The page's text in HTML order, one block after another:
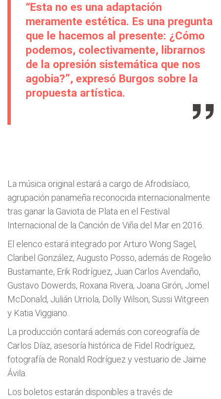
“Esta no es una adaptación
meramente estética. Es una pregunta
que le hacemos al presente: ¿Cómo
podemos, colectivamente, librarnos
de la opresión sistemática que nos
agobia?”, expresó Burgos sobre la
propuesta artística.
La música original estará a cargo de Afrodisíaco,
agrupación panameña reconocida internacionalmente
tras ganar la Gaviota de Plata en el Festival
Internacional de la Canción de Viña del Mar en 2016.
El elenco estará integrado por Arturo Wong Sagel,
Claribel González, Augusto Posso, además de Rogelio
Bustamante, Erik Rodríguez, Juan Carlos Avendaño,
Gustavo Dowerds, Roxana Rivera, Joana Girón, Jomel
McDonald, Julián Urriola, Dolly Wilson, Sussi Witgreen
y Katia Viggiano.
La producción contará además con coreografía de
Carlos Díaz, asesoría histórica de Fidel Rodríguez,
fotografía de Ronald Rodríguez y vestuario de Jaime
Ávila.
Los boletos estarán disponibles a través de